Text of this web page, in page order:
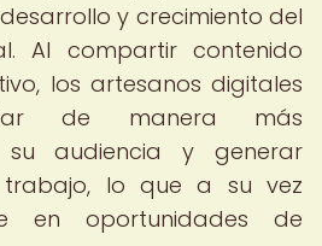
y crecimiento del
Al compartir contenido
los artesanos digitales
de manera más
su audiencia y generar
lo que a su vez
en oportunidades de